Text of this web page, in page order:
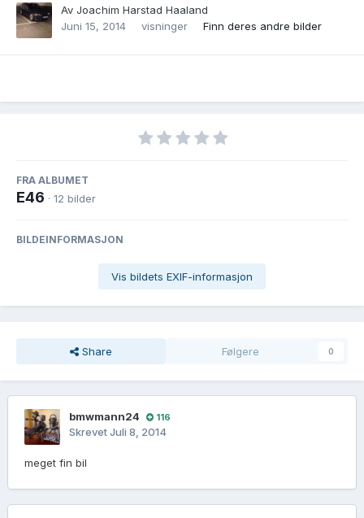
Av Joachim Harstad Haaland
Juni 15, 2014
visninger Finn deres andre bilder
FRA ALBUMET
E46 · 12 bilder
BILDEINFORMASJON
Vis bildets EXIF-informasjon
Share Følgere 0
bmwmann24 116
SkrevetJuli 8, 2014
meget fin bil